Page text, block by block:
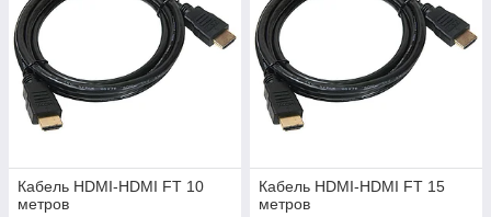
Кабель HDMI-HDMI FT 10
метров
Кабель HDMI-HDMI FT 15
метров